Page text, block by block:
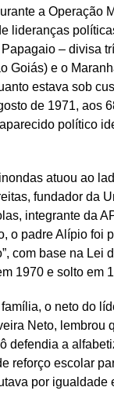
a Operação
lideranças
– divisa
Goiás) e o
estava sob
de 1971, aos
político
atuou ao
fundador da
integrante da
o padre Alípio foi
com base na Lei
1970 e solto em
o neto do
Neto, lembrou
defendia a
reforço escolar
por igualdade